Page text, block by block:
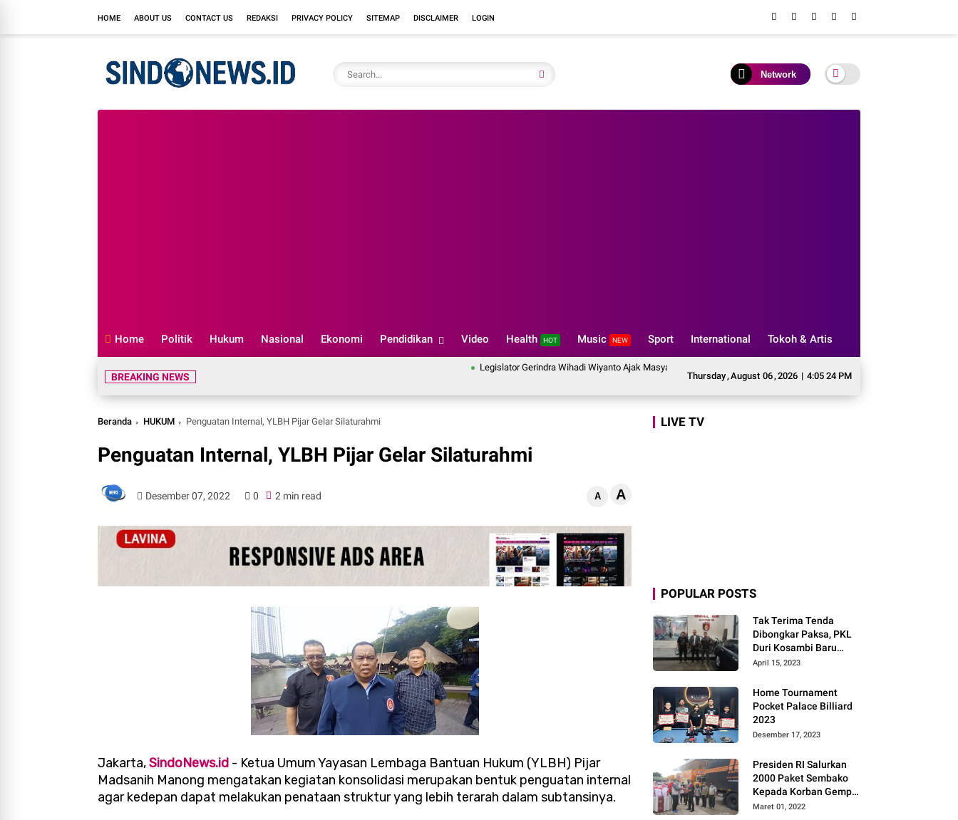
HOME ABOUT US CONTACT US REDAKSI PRIVACY POLICY SITEMAP DISCLAIMER LOGIN
Network
Home Politik Hukum Nasional Ekonomi Pendidikan Video Health HOT Music NEW Sport International Tokoh & Artis
Thursday,August 06,2026 | 4:05 25 PM
BREAKING NEWS
Legislator Gerindra Wihadi Wiyanto Ajak Masyarakat Awasi Program Makan Bergizi Gratis agar Tepat Sasaran
Beranda HUKUM Penguatan Internal, YLBH Pijar Gelar Silaturahmi
Penguatan Internal, YLBH Pijar Gelar Silaturahmi
Desember 07, 2022 0 2 min read A A
Jakarta,SindoNews.id - Ketua Umum Yayasan Lembaga Bantuan Hukum (YLBH) Pijar
Madsanih Manong mengatakan kegiatan konsolidasi merupakan bentuk penguatan internal
agar kedepan dapat melakukan penataan struktur yang lebih terarah dalam subtansinya.
LIVE TV
POPULAR POSTS
Tak Terima Tenda
Dibongkar Paksa, PKL
Duri Kosambi Baru
Gugat PT MD
April 15, 2023
Home Tournament
Pocket Palace Billiard
2023
Desember 17, 2023
Presiden RI Salurkan
2000 Paket Sembako
Kepada Korban Gempa
di Pasaman Barat
Maret 01, 2022